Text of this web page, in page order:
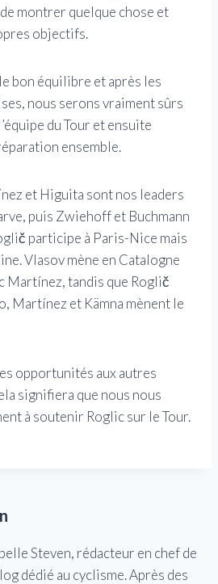
de montrer quelque chose et
objectifs.
le bon équilibre et après les
nous serons vraiment sûrs
du Tour et ensuite
ensemble.
et Higuita sont nos leaders
puis Zwiehoff et Buchmann
participe à Paris-Nice mais
Vlasov mène en Catalogne
Martínez, tandis que Roglič
Martínez et Kämna mènent le
opportunités aux autres
signifiera que nous nous
à soutenir Roglic sur le Tour.
Steven, rédacteur en chef de
dédié au cyclisme. Après des